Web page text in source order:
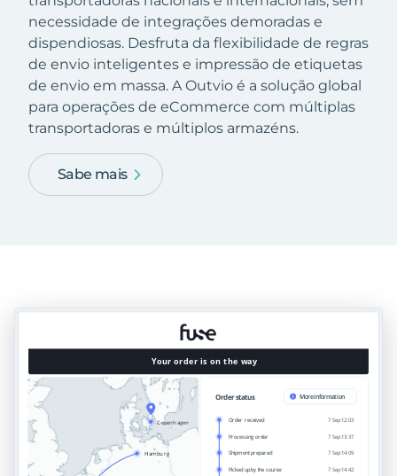
necessidade de integrações demoradas e
dispendiosas. Desfruta da flexibilidade de regras
de envio inteligentes e impressão de etiquetas
de envio em massa. A Outvio é a solução global
para operações de eCommerce com múltiplas
transportadoras e múltiplos armazéns.
Sabe mais